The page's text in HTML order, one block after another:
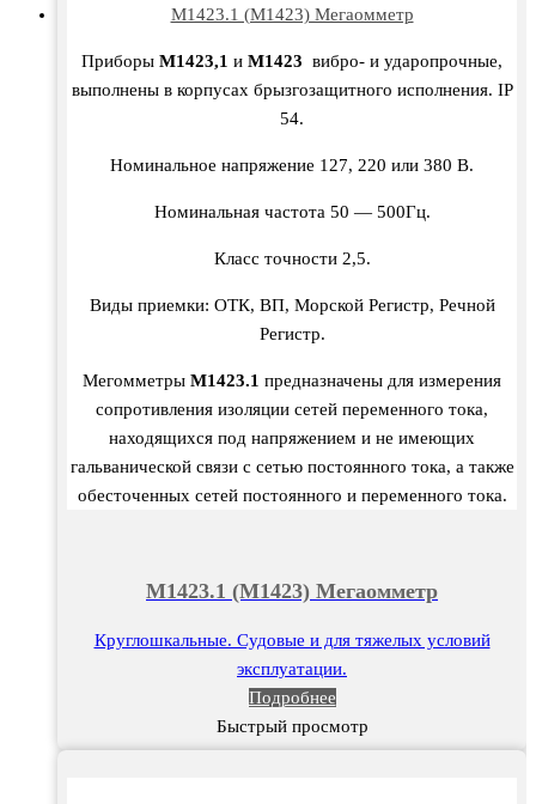
М1423.1 (М1423) Мегаомметр
Приборы М1423,1 и М1423 вибро- и ударопрочные,
выполнены в корпусах брызгозащитного исполнения. IP
54.
Номинальное напряжение 127, 220 или 380 В.
Номинальная частота 50 — 500Гц.
Класс точности 2,5.
Виды приемки: ОТК, ВП, Морской Регистр, Речной
Регистр.
Мегомметры М1423.1 предназначены для измерения
сопротивления изоляции сетей переменного тока,
находящихся под напряжением и не имеющих
гальванической связи с сетью постоянного тока, а также
обесточенных сетей постоянного и переменного тока.
М1423.1 (М1423) Мегаомметр
Круглошкальные. Судовые и для тяжелых условий
эксплуатации.
Подробнее
Быстрый просмотр